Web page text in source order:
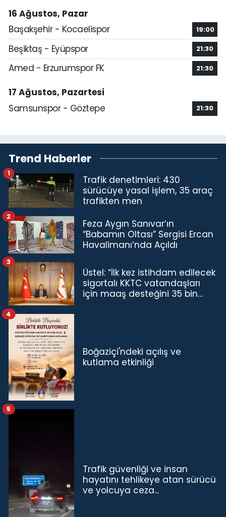
16 Ağustos, Pazar
Başakşehir - Kocaelispor
19:00
Beşiktaş - Eyüpspor 21:30
Amed - Erzurumspor FK 21:30
17 Ağustos, Pazartesi
Samsunspor - Göztepe
21:30
Trend Haberler
Trafik denetimleri: 430
sürücüye yasal işlem, 35 araç
trafikten men
1
Feza Aygın Sanıvar’ın
“Babamın Oltası” Sergisi Ercan
Havalimanı’nda Açıldı
2
Üstel: “İlk kez istihdam edilecek
sigortalı KKTC vatandaşları
için maaş desteğini 35 bin
3
Boğaziçi'ndeki açılış ve
kutlama etkinliği
4
Trafik güvenliği ve insan
hayatını tehlikeye atan sürücü
ve yolcuya ceza...
5